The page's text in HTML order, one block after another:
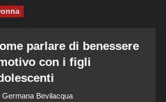
cozy-
style
is
the
parlare di benessere
con i figli
Germana Bevilacqua